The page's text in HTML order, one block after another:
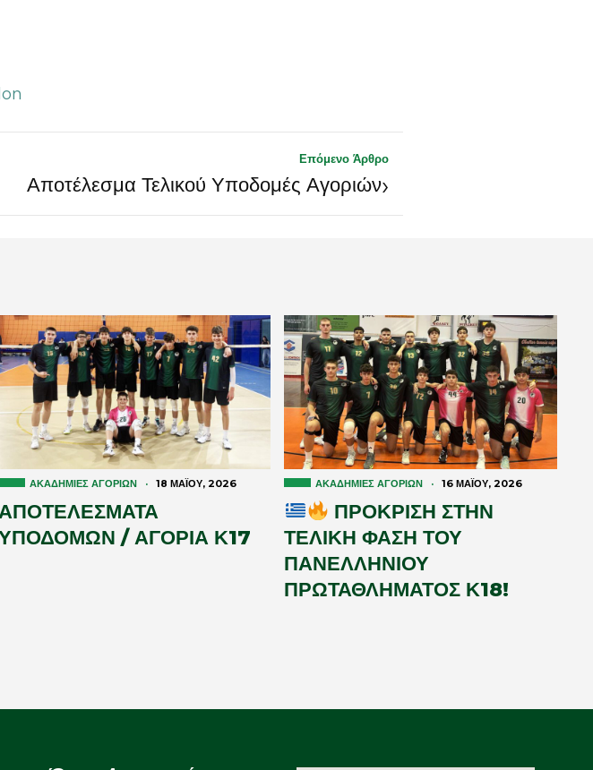
Επόμενο Άρθρο
›
Αποτέλεσμα Τελικού Υποδομές Αγοριών
ΑΚΑΔΗΜΊΕΣ ΑΓΟΡΙΏΝ · 18 ΜΑΪ́ΟΥ, 2026
/ ΑΓΟΡΙΑ Κ17
ΑΚΑΔΗΜΊΕΣ ΑΓΟΡΙΏΝ · 16 ΜΑΪ́ΟΥ, 2026
ΠΡΟΚΡΙΣΗ ΣΤΗΝ
ΤΕΛΙΚΗ ΦΑΣΗ ΤΟΥ
ΠΑΝΕΛΛΗΝΙΟΥ
ΠΡΩΤΑΘΛΗΜΑΤΟΣ Κ18!